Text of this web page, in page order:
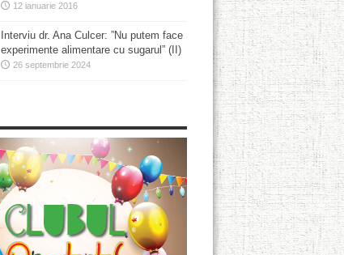
12 ianuarie 2016
Interviu dr. Ana Culcer: ”Nu putem face
experimente alimentare cu sugarul” (II)
26 septembrie 2024